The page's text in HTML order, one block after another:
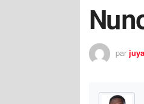
par